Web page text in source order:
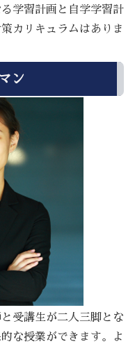
学習計画と自学学習計
カリキュラムはありま
ン
受講生が二人三脚とな
な授業ができます。よ